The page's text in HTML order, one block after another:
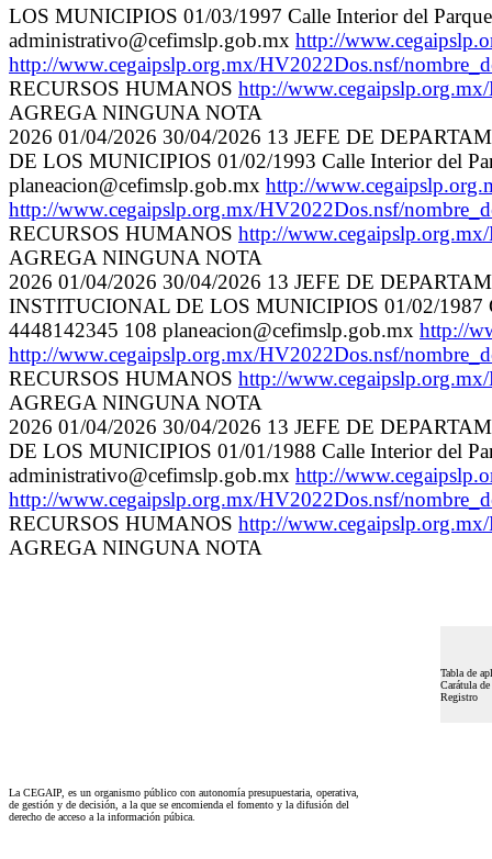
LOS MUNICIPIOS 01/03/1997 Calle Interior del
administrativo@cefimslp.gob.mx http://
http://www.cegaipslp.org.mx/HV2022Dos.nsf/
RECURSOS HUMANOS http://
AGREGA NINGUNA NOTA
2026 01/04/2026 30/04/2026 13 JEFE DE
DE LOS MUNICIPIOS 01/02/1993 Calle Interior del
planeacion@cefimslp.gob.mx http://
http://www.cegaipslp.org.mx/HV2022Dos.nsf/
RECURSOS HUMANOS http://
AGREGA NINGUNA NOTA
2026 01/04/2026 30/04/2026 13 JEFE DE
INSTITUCIONAL DE LOS MUNICIPIOS 01/02/1987
4448142345 108 planeacion@cefimslp.gob.mx http://
http://www.cegaipslp.org.mx/HV2022Dos.nsf/
RECURSOS HUMANOS http://
AGREGA NINGUNA NOTA
2026 01/04/2026 30/04/2026 13 JEFE DE
DE LOS MUNICIPIOS 01/01/1988 Calle Interior del
administrativo@cefimslp.gob.mx http://
http://www.cegaipslp.org.mx/HV2022Dos.nsf/
RECURSOS HUMANOS http://
AGREGA NINGUNA NOTA
Tabla de
Carátula
Registro
La CEGAIP, es un organismo público con autonomía presupuestaria, operativa,
de gestión y de decisión, a la que se encomienda el fomento y la difusión del
derecho de acceso a la información púbica.